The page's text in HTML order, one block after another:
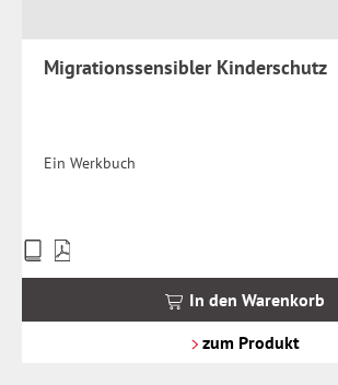
Migrationssensibler Kinderschutz
Ein Werkbuch
Preise
inkl.
In den Warenkorb
zum Produkt